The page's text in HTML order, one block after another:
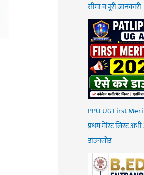
सीमा व पूरी जानकारी
PPU UG First
प्रथम मेरिट लिस्ट
डाउनलोड